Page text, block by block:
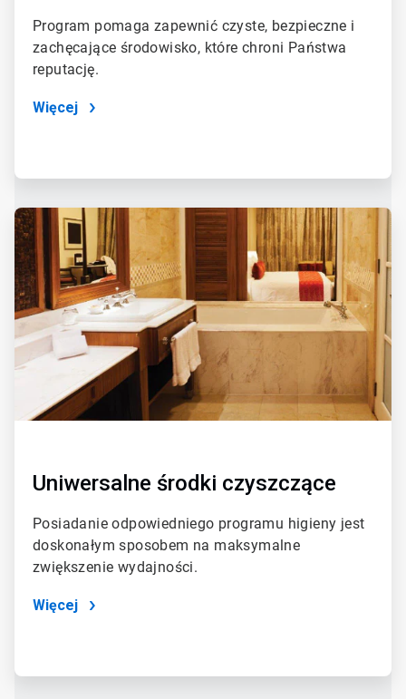
Program pomaga zapewnić czyste, bezpieczne i
zachęcające środowisko, które chroni Państwa
reputację.
Więcej
ArticleTile
2
dla
4
Uniwersalne środki czyszczące
Posiadanie odpowiedniego programu higieny jest
doskonałym sposobem na maksymalne
zwiększenie wydajności.
Więcej